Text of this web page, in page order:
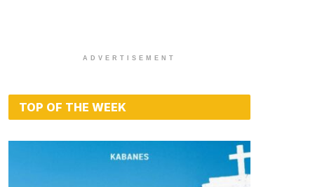
ADVERTISEMENT
TOP OF THE WEEK